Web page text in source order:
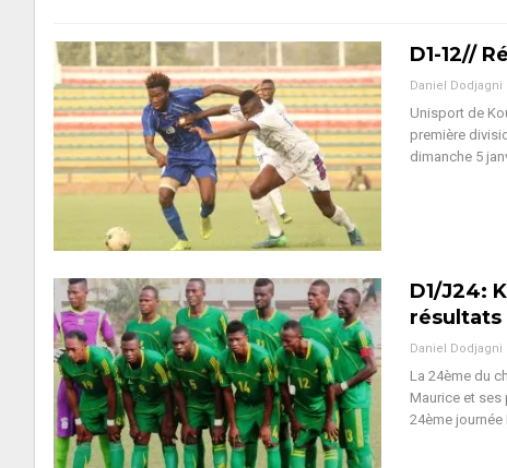
D1-12//
Daniel Dodjagni
Unisport de
première
dimanche 5
D1/J24:
Daniel Dodjagni
La 24ème du
Maurice et ses
24ème journée